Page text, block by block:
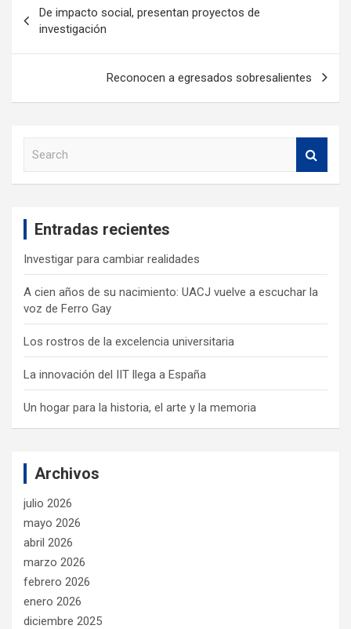
De impacto social, presentan proyectos de
investigación
Reconocen a egresados sobresalientes
Entradas recientes
Investigar para cambiar realidades
A cien años de su nacimiento: UACJ vuelve a escuchar la
voz de Ferro Gay
Los rostros de la excelencia universitaria
La innovación del IIT llega a España
Un hogar para la historia, el arte y la memoria
Archivos
julio 2026
mayo 2026
abril 2026
marzo 2026
febrero 2026
enero 2026
diciembre 2025